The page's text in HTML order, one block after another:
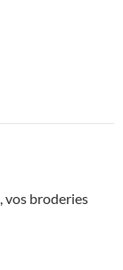
vos broderies